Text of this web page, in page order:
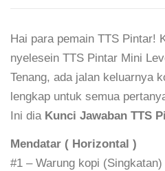
Hai para pemain TTS Pintar!
nyelesein TTS Pintar Mini
Tenang, ada jalan keluarnya
lengkap untuk semua
Ini dia Kunci Jawaban TTS
Mendatar ( Horizontal )
#1 – Warung kopi (Singkatan)